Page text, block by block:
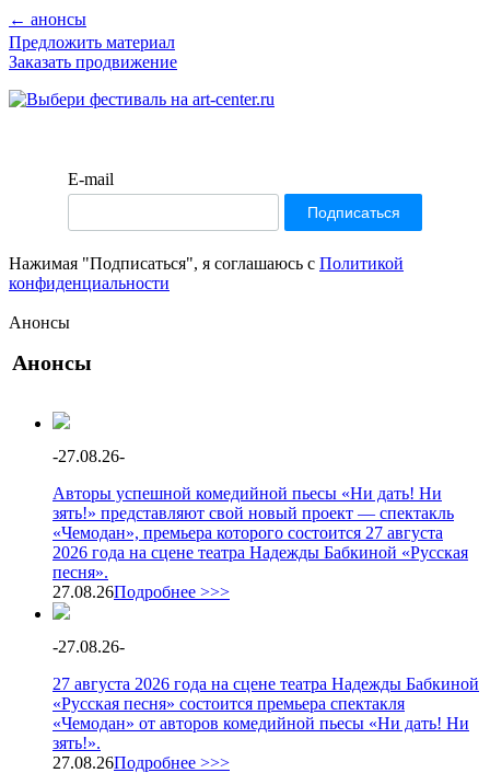
← анонсы
Предложить материал
Заказать продвижение
E-mail
Нажимая "Подписаться", я соглашаюсь с Политикой
конфиденциальности
Анонсы
Анонсы
-27.08.26-
Авторы успешной комедийной пьесы «Ни дать! Ни
зять!» представляют свой новый проект — спектакль
«Чемодан», премьера которого состоится 27 августа
2026 года на сцене театра Надежды Бабкиной «Русская
песня».
27.08.26Подробнее >>>
-27.08.26-
27 августа 2026 года на сцене театра Надежды Бабкиной
«Русская песня» состоится премьера спектакля
«Чемодан» от авторов комедийной пьесы «Ни дать! Ни
зять!».
27.08.26Подробнее >>>